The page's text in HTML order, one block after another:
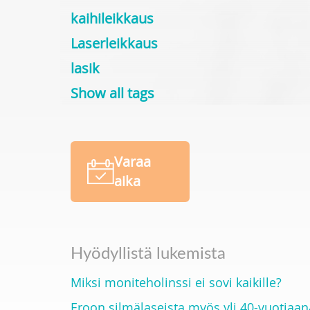
kaihileikkaus
Laserleikkaus
lasik
Show all tags
Varaa
aika
Hyödyllistä lukemista
Miksi moniteholinssi ei sovi kaikille?